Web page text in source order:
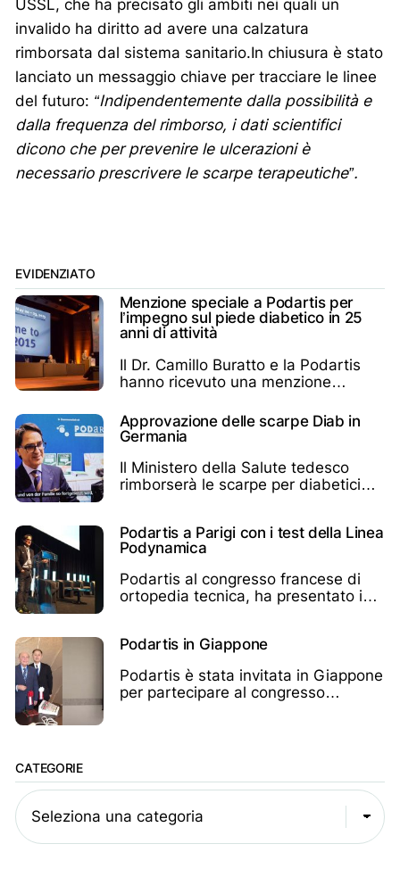
USSL, che ha precisato gli ambiti nei quali un
invalido ha diritto ad avere una calzatura
rimborsata dal sistema sanitario.In chiusura è stato
lanciato un messaggio chiave per tracciare le linee
del futuro: “Indipendentemente dalla possibilità e
dalla frequenza del rimborso, i dati scientifici
dicono che per prevenire le ulcerazioni è
necessario prescrivere le scarpe terapeutiche”.
EVIDENZIATO
Menzione speciale a Podartis per
l’impegno sul piede diabetico in 25
anni di attività
Il Dr. Camillo Buratto e la Podartis
hanno ricevuto una menzione
Approvazione delle scarpe Diab in
Germania
Il Ministero della Salute tedesco
rimborserà le scarpe per diabetici
Podartis a Parigi con i test della Linea
Podynamica
Podartis al congresso francese di
ortopedia tecnica, ha presentato i
Podartis in Giappone
Podartis è stata invitata in Giappone
per partecipare al congresso
CATEGORIE
Seleziona una categoria